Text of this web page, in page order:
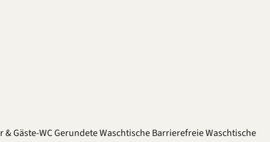
& Gäste-WCGerundete WaschtischeBarrierefreie Waschtische